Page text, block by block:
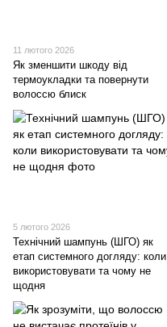
11 лютого 2026
Як зменшити шкоду від
термоукладки та повернути
волоссю блиск
5 лютого 2026
Технічний шампунь (ШГО) як
етап системного догляду: коли
використовувати та чому не
щодня